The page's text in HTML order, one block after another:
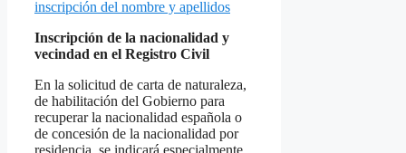
inscripción del nombre y apellidos
Inscripción de la nacionalidad y
vecindad en el Registro Civil
En la solicitud de carta de naturaleza,
de habilitación del Gobierno para
recuperar la nacionalidad española o
de concesión de la nacionalidad por